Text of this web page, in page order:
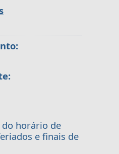
horário de
e finais de